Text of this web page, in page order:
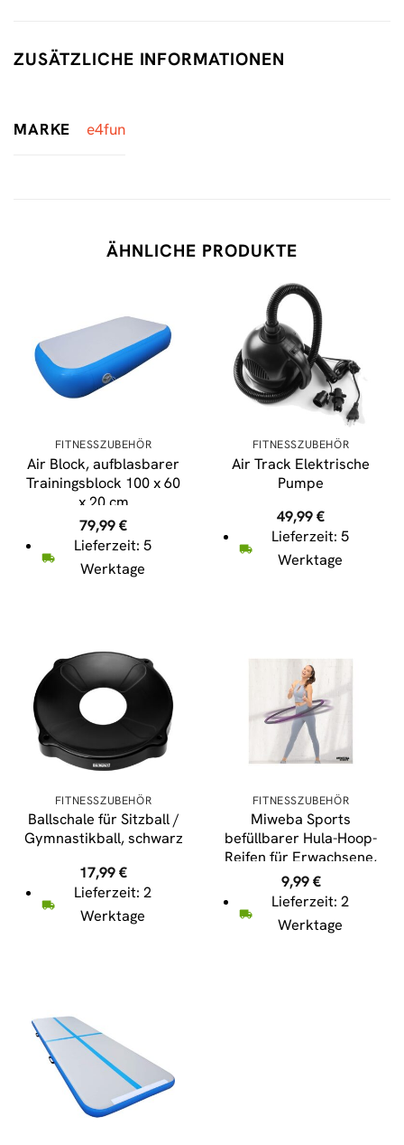
ZUSÄTZLICHE INFORMATIONEN
MARKE e4fun
ÄHNLICHE PRODUKTE
FITNESSZUBEHÖR
Air Block, aufblasbarer
Trainingsblock 100 x 60
x 20 cm
79,99€
Lieferzeit: 5
Werktage
FITNESSZUBEHÖR
Air Track Elektrische
Pumpe
49,99€
Lieferzeit: 5
Werktage
FITNESSZUBEHÖR
Ballschale für Sitzball /
Gymnastikball, schwarz
17,99€
Lieferzeit: 2
Werktage
FITNESSZUBEHÖR
Miweba Sports
befüllbarer Hula-Hoop-
Reifen für Erwachsene,
0,85kg, Durchmesser
93cm, 8-teilig, Stahl
(Lila/Grau)
9,99€
Lieferzeit: 2
Werktage